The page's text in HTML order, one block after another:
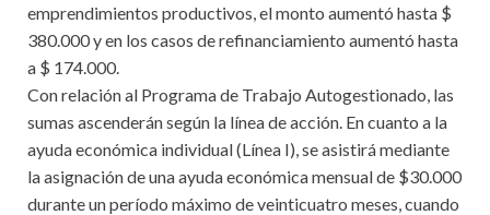
emprendimientos productivos, el monto aumentó hasta $
380.000 y en los casos de refinanciamiento aumentó hasta
a $ 174.000.
Con relación al Programa de Trabajo Autogestionado, las
sumas ascenderán según la línea de acción. En cuanto a la
ayuda económica individual (Línea I), se asistirá mediante
la asignación de una ayuda económica mensual de $30.000
durante un período máximo de veinticuatro meses, cuando